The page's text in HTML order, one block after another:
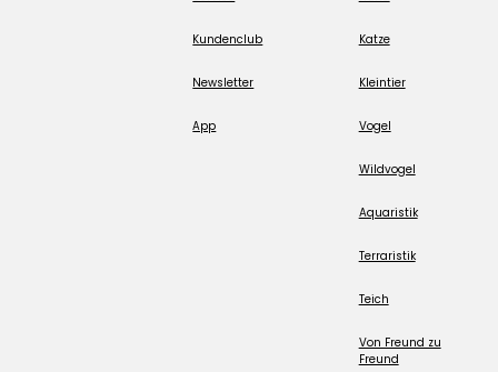
Kundenclub
Newsletter
App
Katze
Kleintier
Vogel
Wildvogel
Aquaristik
Terraristik
Teich
Von Freund zu
Freund